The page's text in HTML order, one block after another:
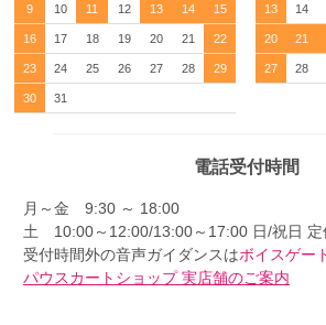
9 10 11 12 13 14 15
16 17 18 19 20 21 22
23 24 25 26 27 28 29
30 31
13 14
20 21
27 28
電話受付時間
月～金 9:30 ～ 18:00
土 10:00～12:00/13:00～17:00 日/祝日 定
受付時間外の音声ガイダンスはボイスゲー
パウスカートショップ 実店舗のご案内